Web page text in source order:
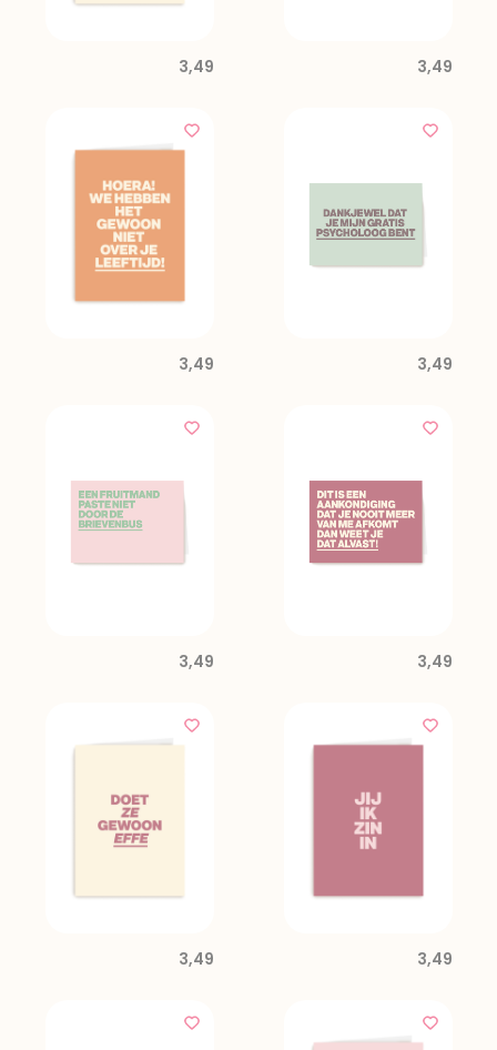
3,49 3,49
3,49 3,49
3,49 3,49
3,49 3,49